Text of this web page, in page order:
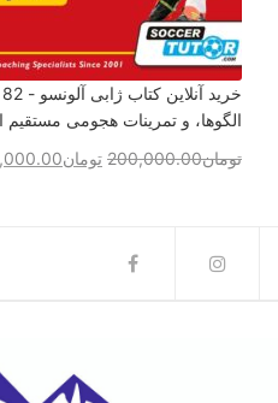
الگوها، و تمرینات هجومی
تومان200,000.00 تومان